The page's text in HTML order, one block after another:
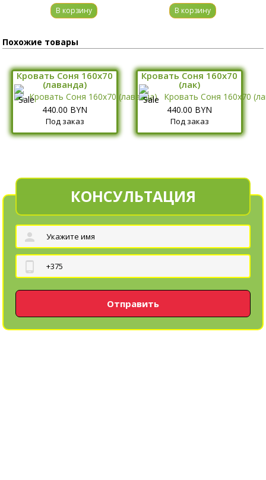
В корзину В корзину
Похожие товары
Кровать Соня 160х70
(лаванда)
440.00 BYN
Под заказ
Кровать Соня 160х70
(лак)
440.00 BYN
Под заказ
КОНСУЛЬТАЦИЯ